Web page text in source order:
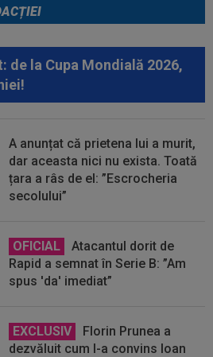
de la Cupa Mondială 2026,
A anunțat că prietena lui a murit,
dar aceasta nici nu exista. Toată
țara a râs de el: ”Escrocheria
secolului”
OFICIAL
Atacantul dorit de
Rapid a semnat în Serie B: ”Am
spus 'da' imediat”
EXCLUSIV
Florin Prunea a
dezvăluit cum l-a convins Ioan